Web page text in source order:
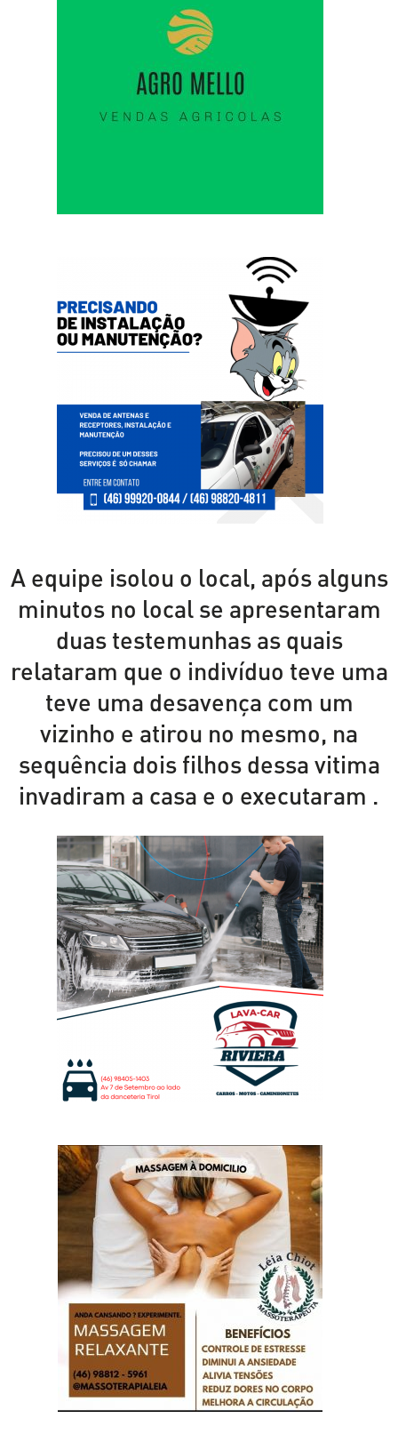
A equipe isolou o local, após alguns
minutos no local se apresentaram
duas testemunhas as quais
relataram que o indivíduo teve uma
teve uma desavença com um
vizinho e atirou no mesmo, na
sequência dois filhos dessa vitima
invadiram a casa e o executaram .